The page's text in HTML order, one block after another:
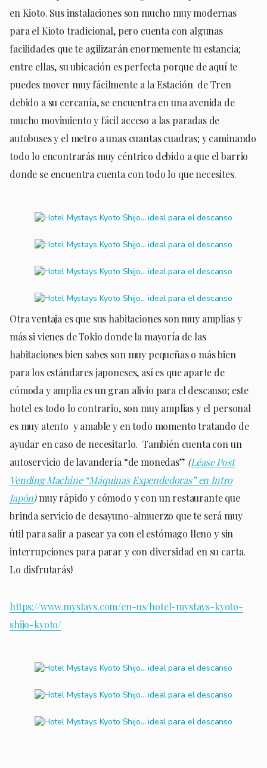
en Kioto. Sus instalaciones son mucho muy modernas
para el Kioto tradicional, pero cuenta con algunas
facilidades que te agilizarán enormemente tu estancia;
entre ellas, su ubicación es perfecta porque de aquí te
puedes mover muy fácilmente a la Estación de Tren
debido a su cercanía, se encuentra en una avenida de
mucho movimiento y fácil acceso a las paradas de
autobuses y el metro a unas cuantas cuadras; y caminando
todo lo encontrarás muy céntrico debido a que el barrio
donde se encuentra cuenta con todo lo que necesites.
Otra ventaja es que sus habitaciones son muy amplias y
más si vienes de Tokio donde la mayoría de las
habitaciones bien sabes son muy pequeñas o más bien
para los estándares japoneses, así es que aparte de
cómoda y amplia es un gran alivio para el descanso; este
hotel es todo lo contrario, son muy amplias y el personal
es muy atento y amable y en todo momento tratando de
ayudar en caso de necesitarlo. También cuenta con un
autoservicio de lavandería “de monedas” (Léase Post
Vending Machine “Máquinas Expendedoras” en Intro
Japón)muy rápido y cómodo y con un restaurante que
brinda servicio de desayuno-almuerzo que te será muy
útil para salir a pasear ya con el estómago lleno y sin
interrupciones para parar y con diversidad en su carta.
Lo disfrutarás!
https://www.mystays.com/en-us/hotel-mystays-kyoto-
shijo-kyoto/